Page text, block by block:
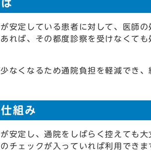
安定している患者に対して、医師
れば、その都度診察を受けなくて
なくなるため通院負担を軽減でき
組み
安定し、通院をしばらく控えても
チェックが入っていれば利用できま